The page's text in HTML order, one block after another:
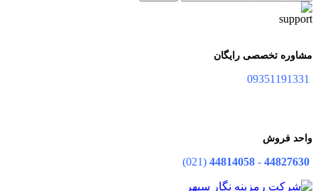
مشاوره تخصصی رایگان
واحد فروش
44827630
-
44814058
(021)